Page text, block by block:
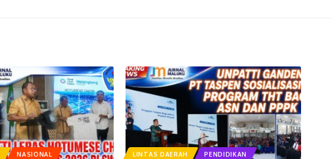
NASIONAL
LINTAS DAERAH
PENDIDIKAN